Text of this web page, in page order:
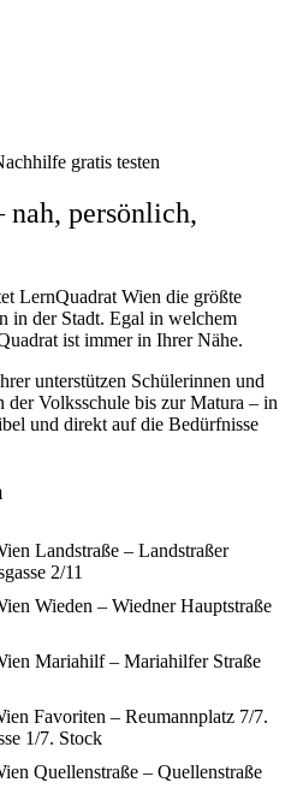
gratis testen
persönlich,
LernQuadrat Wien die größte
in der Stadt. Egal in welchem
ist immer in Ihrer Nähe.
unterstützen Schülerinnen und
der Volksschule bis zur Matura – in
und direkt auf die Bedürfnisse
Landstraße – Landstraßer
2/11
Wieden – Wiedner Hauptstraße
Mariahilf– Mariahilfer Straße
Favoriten – Reumannplatz 7/7.
1/7. Stock
Quellenstraße – Quellenstraße